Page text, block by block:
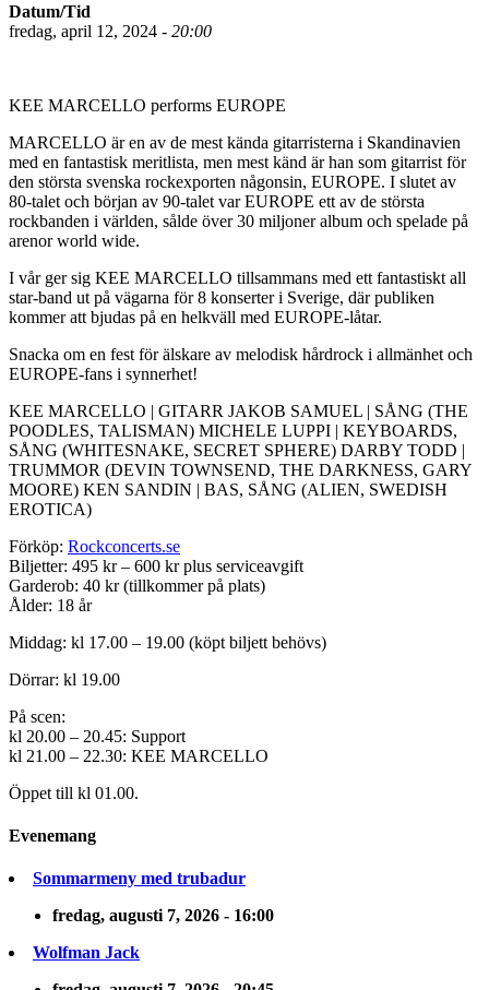
Datum/Tid
fredag, april 12, 2024 - 20:00
KEE MARCELLO performs EUROPE
MARCELLO är en av de mest kända gitarristerna i Skandinavien
med en fantastisk meritlista, men mest känd är han som gitarrist för
den största svenska rockexporten någonsin, EUROPE. I slutet av
80-talet och början av 90-talet var EUROPE ett av de största
rockbanden i världen, sålde över 30 miljoner album och spelade på
arenor world wide.
I vår ger sig KEE MARCELLO tillsammans med ett fantastiskt all
star-band ut på vägarna för 8 konserter i Sverige, där publiken
kommer att bjudas på en helkväll med EUROPE-låtar.
Snacka om en fest för älskare av melodisk hårdrock i allmänhet och
EUROPE-fans i synnerhet!
KEE MARCELLO | GITARR JAKOB SAMUEL | SÅNG (THE
POODLES, TALISMAN) MICHELE LUPPI | KEYBOARDS,
SÅNG (WHITESNAKE, SECRET SPHERE) DARBY TODD |
TRUMMOR (DEVIN TOWNSEND, THE DARKNESS, GARY
MOORE) KEN SANDIN | BAS, SÅNG (ALIEN, SWEDISH
EROTICA)
Förköp: Rockconcerts.se
Biljetter: 495 kr – 600 kr plus serviceavgift
Garderob: 40 kr (tillkommer på plats)
Ålder: 18 år
Middag: kl 17.00 – 19.00 (köpt biljett behövs)
Dörrar: kl 19.00
På scen:
kl 20.00 – 20.45: Support
kl 21.00 – 22.30: KEE MARCELLO
Öppet till kl 01.00.
Evenemang
Sommarmeny med trubadur
fredag, augusti 7, 2026 - 16:00
Wolfman Jack